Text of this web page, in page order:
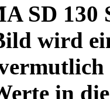
SD 130
wird
in